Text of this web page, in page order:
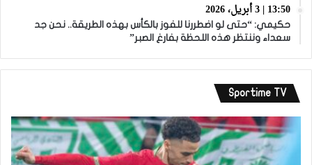
13:50 | 3 أبريل، 2026
حكيمي: “حتى لو اضطررنا للفوز بالكأس بهذه الطريقة.. نحن جد
سعداء وننتظر هذه اللحظة بفارغ الصبر”
Sportime TV